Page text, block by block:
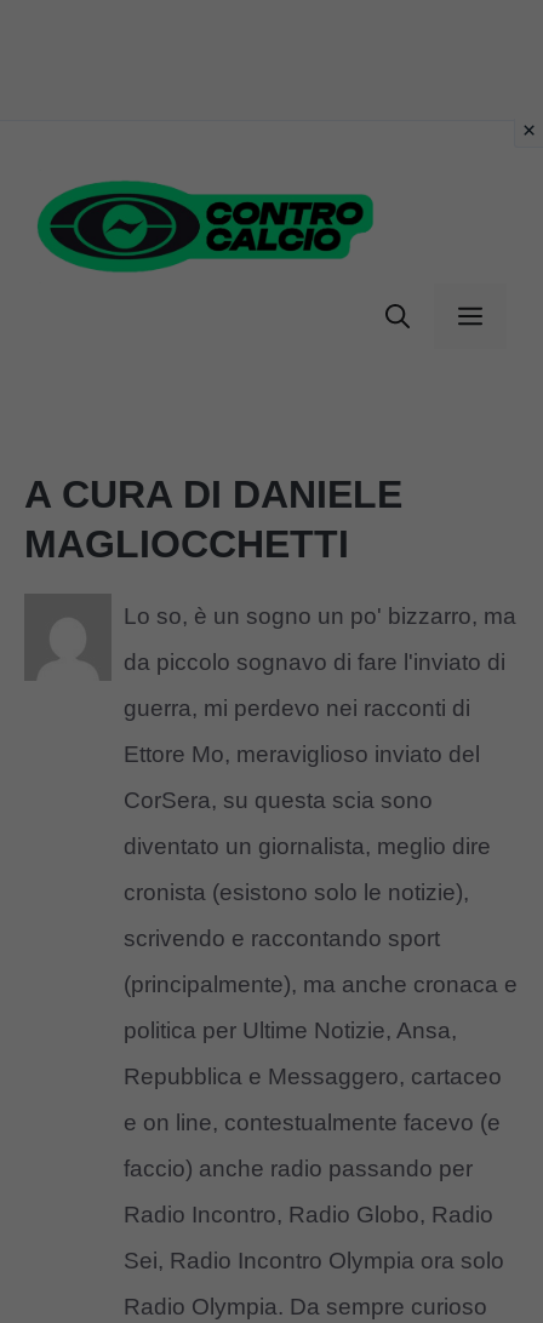
contenuto
Menu
A CURA DI DANIELE
MAGLIOCCHETTI
Lo so, è un sogno un po' bizzarro, ma
da piccolo sognavo di fare l'inviato di
guerra, mi perdevo nei racconti di
Ettore Mo, meraviglioso inviato del
CorSera, su questa scia sono
diventato un giornalista, meglio dire
cronista (esistono solo le notizie),
scrivendo e raccontando sport
(principalmente), ma anche cronaca e
politica per Ultime Notizie, Ansa,
Repubblica e Messaggero, cartaceo
e on line, contestualmente facevo (e
faccio) anche radio passando per
Radio Incontro, Radio Globo, Radio
Sei, Radio Incontro Olympia ora solo
Radio Olympia. Da sempre curioso